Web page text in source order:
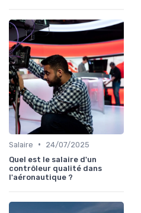
Salaire •
24/07/2025
Quel est le salaire d'un
contrôleur qualité dans
l'aéronautique ?